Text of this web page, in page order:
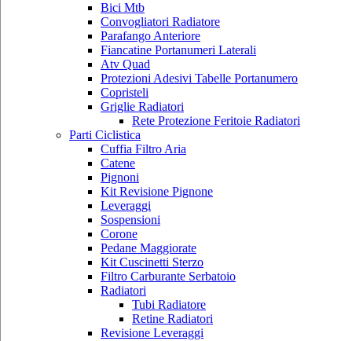
Bici Mtb
Convogliatori Radiatore
Parafango Anteriore
Fiancatine Portanumeri Laterali
Atv Quad
Protezioni Adesivi Tabelle Portanumero
Copristeli
Griglie Radiatori
Rete Protezione Feritoie Radiatori
Parti Ciclistica
Cuffia Filtro Aria
Catene
Pignoni
Kit Revisione Pignone
Leveraggi
Sospensioni
Corone
Pedane Maggiorate
Kit Cuscinetti Sterzo
Filtro Carburante Serbatoio
Radiatori
Tubi Radiatore
Retine Radiatori
Revisione Leveraggi